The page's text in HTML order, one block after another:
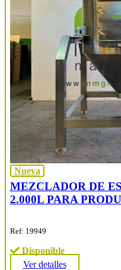
Nueva
MEZCLADOR DE
2.000L PARA
Ref: 19949
Disponible
Ver detalles